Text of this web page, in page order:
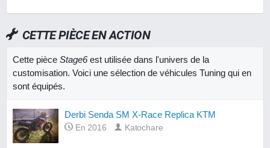
CETTE PIÈCE EN ACTION
Cette pièce Stage6est utilisée dans l'univers de la
customisation. Voici une sélection de véhicules Tuning qui en
sont équipés.
Derbi Senda SM X-Race Replica KTM
En 2016 Katochare